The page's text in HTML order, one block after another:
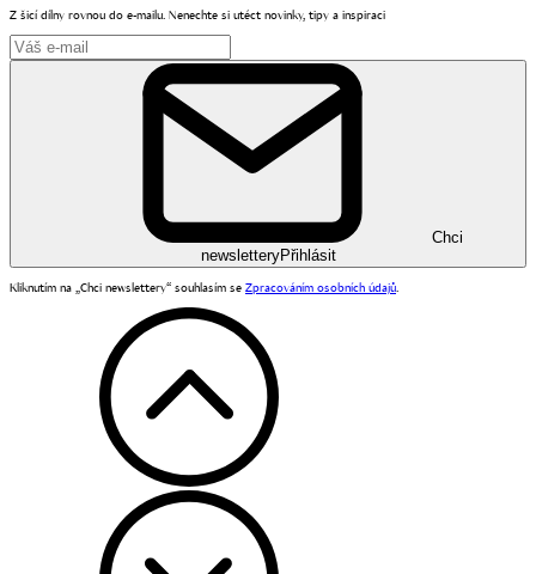
Z šicí dílny rovnou do e-mailu. Nenechte si utéct novinky, tipy a inspiraci
Chci
newsletteryPřihlásit
Kliknutím na „Chci newslettery“ souhlasím se Zpracováním osobních údajů.